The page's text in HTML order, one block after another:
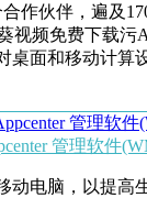
伙伴，遍及170
视频免费下载污
桌面和移动计算设
管理软件
电脑，以提